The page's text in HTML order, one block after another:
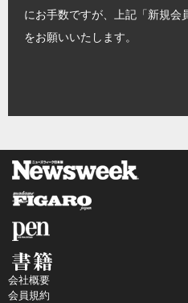
にお手数ですが、上記「新規会
をお願いいたします。
会社概要
会員規約